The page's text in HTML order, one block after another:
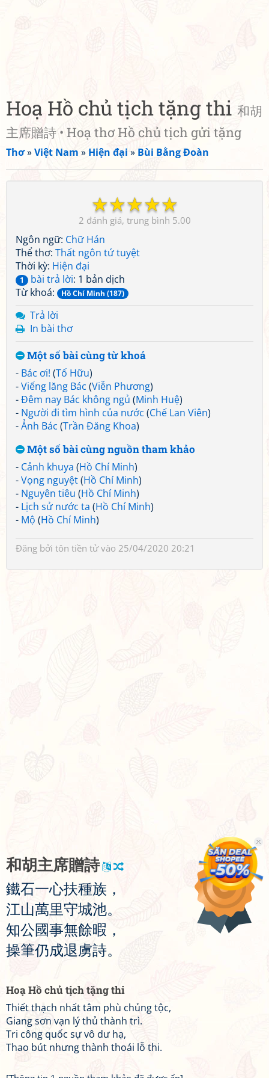
Hoạ Hồ chủ tịch tặng thi 和胡
主席贈詩 • Hoạ thơ Hồ chủ tịch gửi tặng
Thơ»Việt Nam » Hiện đại » Bùi Bằng Đoàn
☆
☆
☆
☆
☆
2 5.00
Ngôn ngữ: Chữ Hán
Thể thơ: Thất ngôn tứ tuyệt
Thời kỳ: Hiện đại
1 bài trả lời: 1 bản dịch
Từ khoá:
Hồ Chí Minh (187)
Trả lời
In bài thơ
Một số bài cùng từ khoá
- Bác ơi! (Tố Hữu)
-Viếng lăng Bác (Viễn Phương)
-Đêm nay Bác không ngủ (Minh Huệ)
- Người đi tìm hình của nước (Chế Lan Viên)
-Ảnh Bác (Trần Đăng Khoa)
Một số bài cùng nguồn tham khảo
- Cảnh khuya (Hồ Chí Minh)
-Vọng nguyệt(Hồ Chí Minh)
- Nguyên tiêu (Hồ Chí Minh)
- Lịch sử nước ta (Hồ Chí Minh)
- Mộ (Hồ Chí Minh)
Đăng bởi tôn tiền tửvào 25/04/2020 20:21
和胡主席贈詩
鐵石一心扶種族 ，
江山萬里守城池。
知公國事無餘暇 ，
操筆仍成退虜詩。
Hoạ Hồ chủ tịch tặng thi
Thiết thạch nhất tâm phù chủng tộc,
Giang sơn vạn lý thủ thành trì.
Tri công quốc sự vô dư hạ,
Thao bút nhưng thành thoái lỗ thi.